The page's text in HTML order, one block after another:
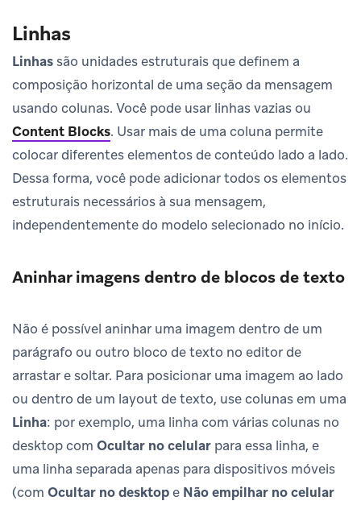
Linhas
Linhassão unidades estruturais que definem a
composição horizontal de uma seção da mensagem
usando colunas. Você pode usar linhas vazias ou
Content Blocks. Usar mais de uma coluna permite
colocar diferentes elementos de conteúdo lado a lado.
Dessa forma, você pode adicionar todos os elementos
estruturais necessários à sua mensagem,
independentemente do modelo selecionado no início.
Aninhar imagens dentro de blocos de texto
Não é possível aninhar uma imagem dentro de um
parágrafo ou outro bloco de texto no editor de
arrastar e soltar. Para posicionar uma imagem ao lado
ou dentro de um layout de texto, use colunas em uma
Linha: por exemplo, uma linha com várias colunas no
desktop com Ocultar no celular para essa linha, e
uma linha separada apenas para dispositivos móveis
(com Ocultar no desktope Não empilhar no celular